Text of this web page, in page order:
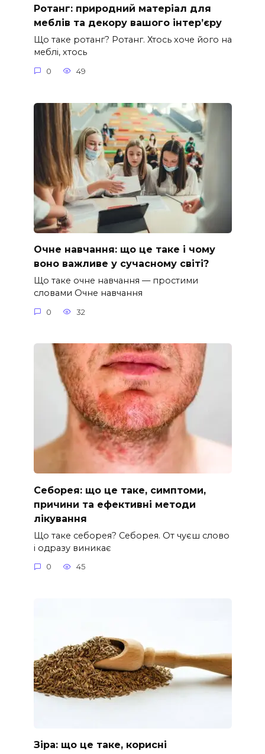
Ротанг: природний матеріал для
меблів та декору вашого інтер’єру
Що таке ротанг? Ротанг. Хтось хоче його на
меблі, хтось
0 49
Очне навчання: що це таке і чому
воно важливе у сучасному світі?
Що таке очне навчання — простими
словами Очне навчання
0 32
Себорея: що це таке, симптоми,
причини та ефективні методи
лікування
Що таке себорея? Себорея. От чуєш слово
і одразу виникає
0 45
Зіра: що це таке, корисні